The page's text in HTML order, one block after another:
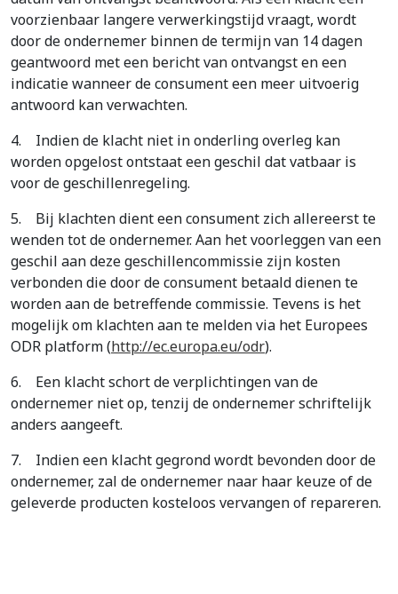
voorzienbaar langere verwerkingstijd vraagt, wordt
door de ondernemer binnen de termijn van 14 dagen
geantwoord met een bericht van ontvangst en een
indicatie wanneer de consument een meer uitvoerig
antwoord kan verwachten.
4.
Indien de klacht niet in onderling overleg kan
worden opgelost ontstaat een geschil dat vatbaar is
voor de geschillenregeling.
5.
Bij klachten dient een consument zich allereerst te
wenden tot de ondernemer. Aan het voorleggen van een
geschil aan deze geschillencommissie zijn kosten
verbonden die door de consument betaald dienen te
worden aan de betreffende commissie. Tevens is het
mogelijk om klachten aan te melden via het Europees
ODR platform (http://ec.europa.eu/odr).
6.
Een klacht schort de verplichtingen van de
ondernemer niet op, tenzij de ondernemer schriftelijk
anders aangeeft.
7.
Indien een klacht gegrond wordt bevonden door de
ondernemer, zal de ondernemer naar haar keuze of de
geleverde producten kosteloos vervangen of repareren.